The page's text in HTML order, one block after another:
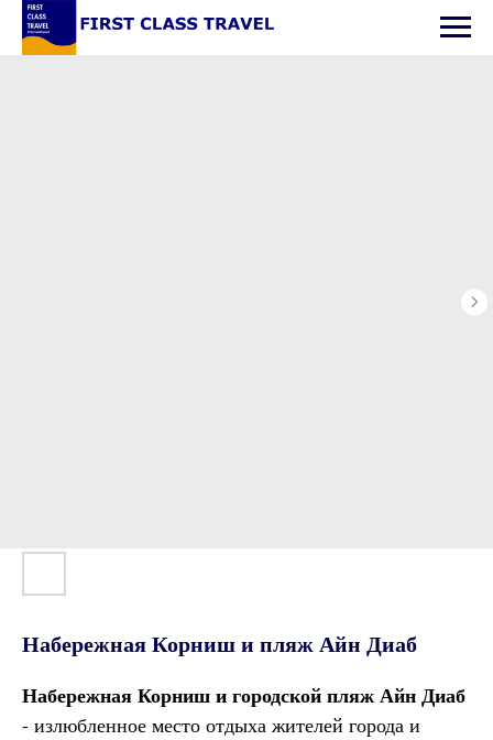
Набережная Корниш и пляж Айн Диаб
Набережная Корниши городской пляжАйн Диаб
- излюбленное место отдыха жителей города и